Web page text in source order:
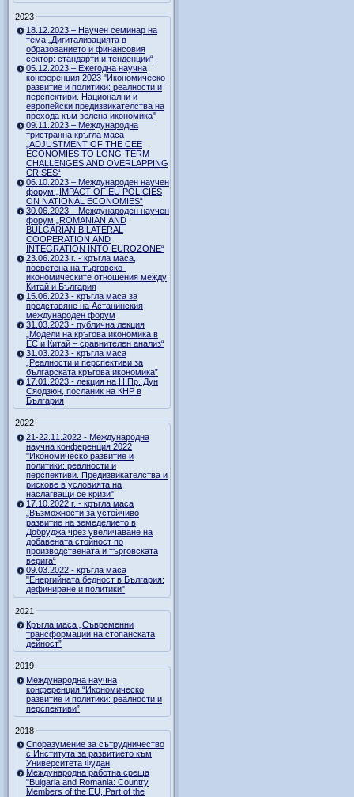
2023
18.12.2023 – Научен семинар на
тема „Дигитализацията в
образованието и финансовия
сектор: стандарти и тенденции“
05.12.2023 – Ежегодна научна
конференция 2023 "Икономическо
развитие и политики: реалности и
перспективи. Национални и
европейски предизвикателства на
прехода към зелена икономика"
09.11.2023 – Международна
тристранна кръгла маса
„ADJUSTMENT OF THE CEE
ECONOMIES TO LONG-TERM
CHALLENGES AND OVERLAPPING
CRISES“
06.10.2023 – Международен научен
форум „IMPACT OF EU POLICIES
ON NATIONAL ECONOMIES“
30.06.2023 – Международен научен
форум „ROMANIAN AND
BULGARIAN BILATERAL
COOPERATION AND
INTEGRATION INTO EUROZONE“
23.06.2023 г. - кръгла маса,
посветена на търговско-
икономическите отношения между
Китай и България
15.06.2023 - кръгла маса за
представяне на Астанинския
международен форум
31.03.2023 - публична лекция
„Модели на кръгова икономика в
ЕС и Китай – сравнителен анализ“
31.03.2023 - кръгла маса
„Реалности и перспективи за
българската кръгова икономика”
17.01.2023 - лекция на Н.Пр. Дун
Сяодзюн, посланик на КНР в
България
2022
21-22.11.2022 - Международна
научна конференция 2022
"Икономическо развитие и
политики: реалности и
перспективи. Предизвикателства и
рискове в условията на
наслагващи се кризи"
17.10.2022 г. - кръгла маса
„Възможности за устойчиво
развитие на земеделието в
Добруджа чрез увеличаване на
добавената стойност по
производствената и търговската
верига“
09.03.2022 - кръгла маса
"Енергийната бедност в България:
дефиниране и политики"
2021
Кръгла маса „Съвременни
трансформации на стопанската
дейност”
2019
Международна научна
конференция “Икономическо
развитие и политики: реалности и
перспективи”
2018
Споразумение за сътрудничество
с Института за развитието към
Университета Фудан
Международна работна среща
"Bulgaria and Romania: Country
Members of the EU, Part of the